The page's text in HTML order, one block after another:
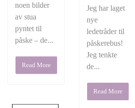
Jeg har laget
nye
ledetråder til
påskerebus!
Jeg tenkte
de...
Read More
noen bilder
av stua
pyntet til
påske – de...
Read More